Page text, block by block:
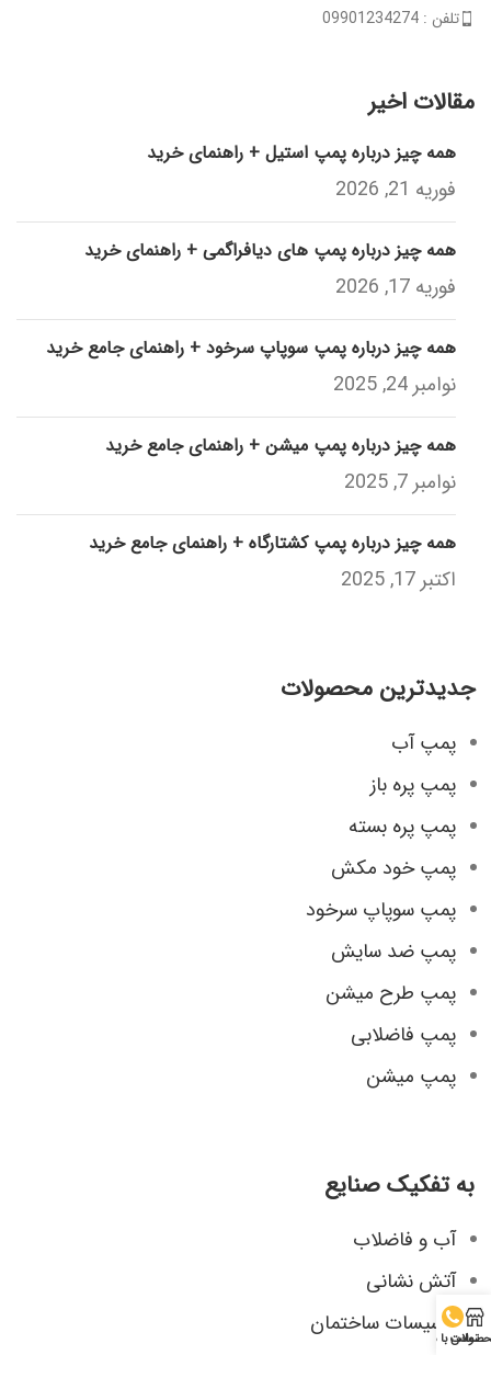
تلفن : 09901234274
مقالات اخیر
همه چیز درباره پمپ استیل + راهنمای خرید
فوریه 21, 2026
همه چیز درباره پمپ های دیافراگمی + راهنمای خرید
فوریه 17, 2026
همه چیز درباره پمپ سوپاپ سرخود + راهنمای جامع خرید
نوامبر 24, 2025
همه چیز درباره پمپ میشن + راهنمای جامع خرید
نوامبر 7, 2025
همه چیز درباره پمپ کشتارگاه + راهنمای جامع خرید
اکتبر 17, 2025
جدیدترین محصولات
پمپ آب
پمپ پره باز
پمپ پره بسته
پمپ خود مکش
پمپ سوپاپ سرخود
پمپ ضد سایش
پمپ طرح میشن
پمپ فاضلابی
پمپ میشن
به تفکیک صنایع
آب و فاضلاب
آتش نشانی
تاسیسات ساختمان
تماس با ما